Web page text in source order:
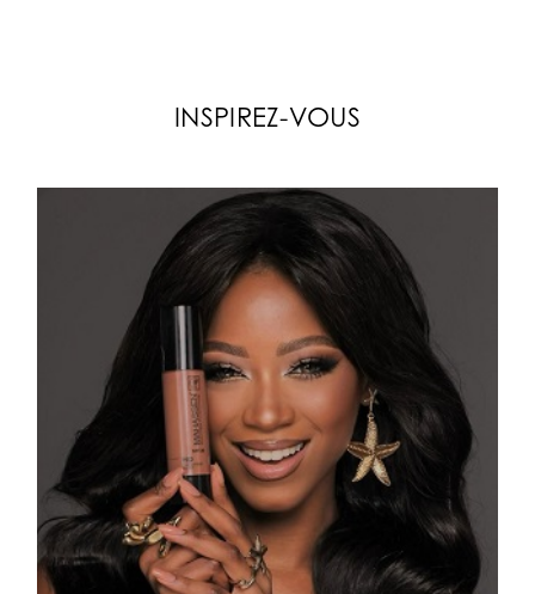
INSPIREZ-VOUS